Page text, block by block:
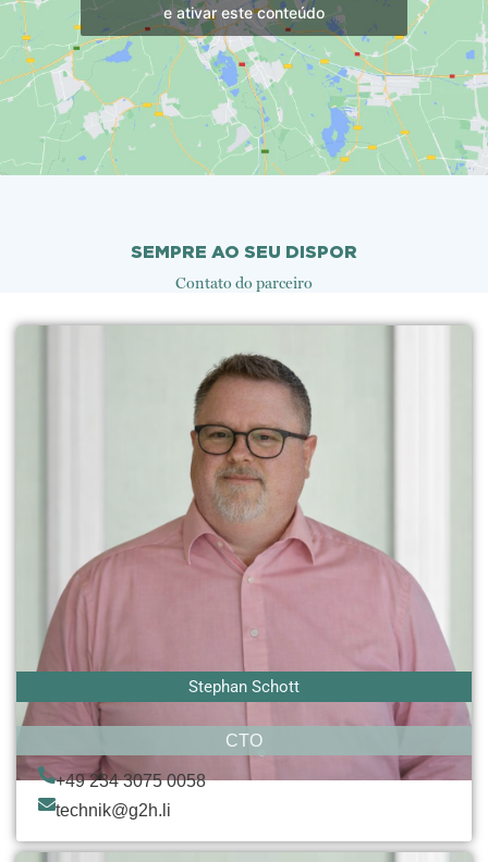
e ativar este conteúdo
SEMPRE AO SEU DISPOR
Contato do parceiro
Stephan Schott
CTO
+49 234 3075 0058
technik@g2h.li